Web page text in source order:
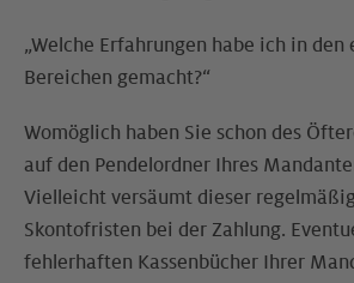
„Welche Erfahrungen habe ich in den
Bereichen gemacht?“
Womöglich haben Sie schon des
auf den Pendelordner Ihres
Vielleicht versäumt dieser
Skontofristen bei der Zahlung.
fehlerhaften Kassenbücher Ihrer